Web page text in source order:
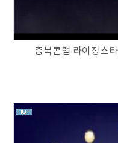
충북콘랩 라이징스